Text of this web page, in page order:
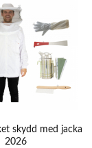
skydd med jacka
2026